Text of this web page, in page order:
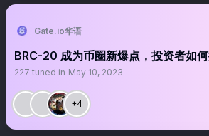
Gate.io华语
BRC-20 成为币圈新爆点，投资者如
227 tuned in May 10, 2023
+4